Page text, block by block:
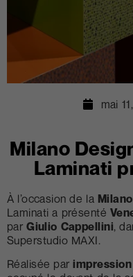
mai
Milano
Laminati
À l’occasion de la
Laminati a présenté
parGiulio Cappellini,
Superstudio MAXI.
Réalisée par